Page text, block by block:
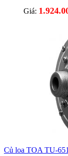
Giá:
Củ loa TOA TU-